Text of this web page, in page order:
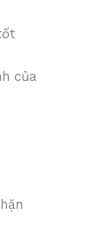
của